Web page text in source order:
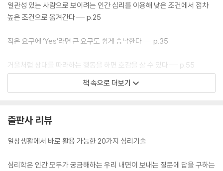
일관성 있는 사람으로 보이려는 인간 심리를 이용해 낮은 조건에서 점차
높은 조건으로 옮겨간다--- p.25
작은 요구에 ‘Yes’라면 큰 요구도 쉽게 승낙한다--- p.35
거울처럼 상대를 따라하는 행동을 하면 호감을 살 수 있다--- p.55
어려운 부탁은 고민해도 사소한 부탁은 흔쾌히 받아들인다--- p.65
미친다--- p.73
다--- p.81
책 속으로 더보기
출판사 리뷰
일상생활에서 바로 활용 가능한 20가지 심리기술
심리학은 인간 모두가 궁금해하는 우리 내면이 보내는 질문에 답을 구하는